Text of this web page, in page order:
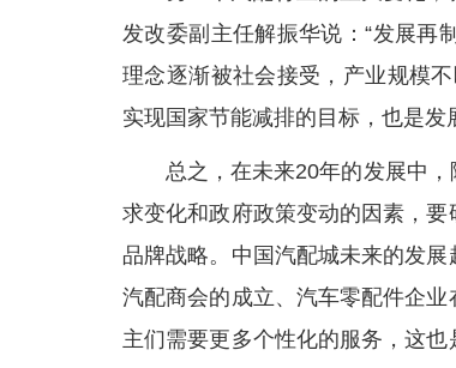
发改委副主任解振华说：“发展再
理念逐渐被社会接受，产业规模
实现国家节能减排的目标，也是发
总之，在未来20年的发展中
求变化和政府政策变动的因素，
品牌战略。中国汽配城未来的发
汽配商会的成立、汽车零配件企
主们需要更多个性化的服务，这